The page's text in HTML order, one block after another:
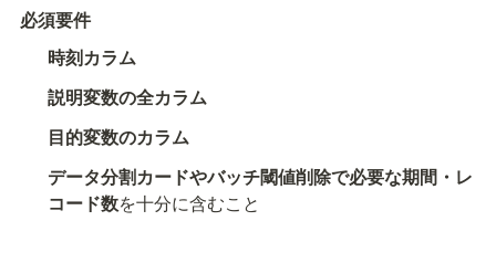
必須要件
時刻カラム
説明変数の全カラム
目的変数のカラム
データ分割カードやバッチ閾値削除で必要な期間・レ
コード数を十分に含むこと